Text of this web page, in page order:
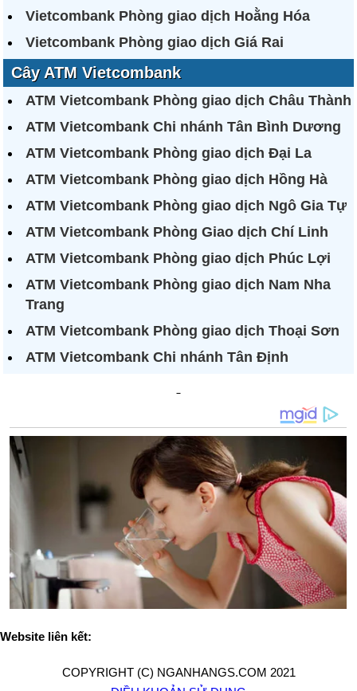
Vietcombank Phòng giao dịch Hoằng Hóa
Vietcombank Phòng giao dịch Giá Rai
Cây ATM Vietcombank
ATM Vietcombank Phòng giao dịch Châu Thành
ATM Vietcombank Chi nhánh Tân Bình Dương
ATM Vietcombank Phòng giao dịch Đại La
ATM Vietcombank Phòng giao dịch Hồng Hà
ATM Vietcombank Phòng giao dịch Ngô Gia Tự
ATM Vietcombank Phòng Giao dịch Chí Linh
ATM Vietcombank Phòng giao dịch Phúc Lợi
ATM Vietcombank Phòng giao dịch Nam Nha
Trang
ATM Vietcombank Phòng giao dịch Thoại Sơn
ATM Vietcombank Chi nhánh Tân Định
Website liên kết:
COPYRIGHT (C) NGANHANGS.COM 2021